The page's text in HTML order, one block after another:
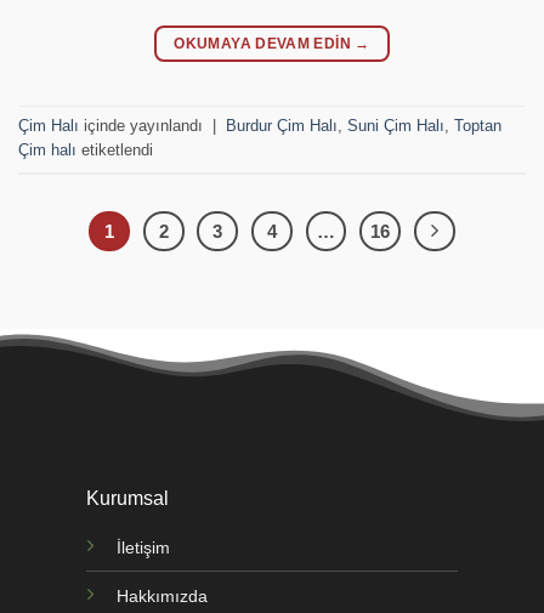
OKUMAYA DEVAM EDIN →
Çim Halı içinde yayınlandı Burdur Çim Halı, Suni Çim Halı, Toptan
Çim halı etiketlendi
1 2 3 4 … 16
Kurumsal
İletişim
Hakkımızda